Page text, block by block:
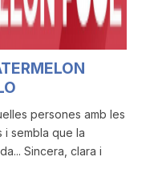
persones amb les
i sembla que la
Sincera, clara i